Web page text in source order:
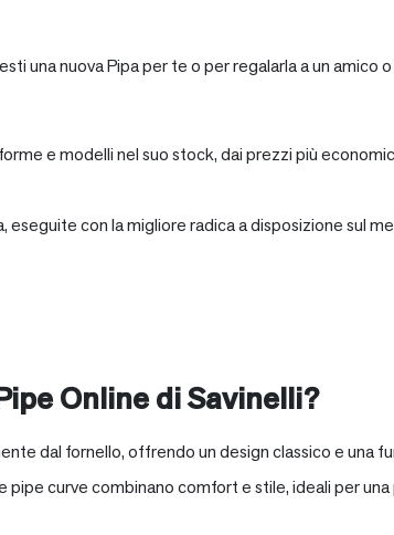
una nuova Pipa per te o per regalarla a un amico o
e modelli nel suo stock, dai prezzi più
con la migliore radica a disposizione sul
Online di Savinelli?
dal fornello, offrendo un design classico e una
curve combinano comfort e stile, ideali per una